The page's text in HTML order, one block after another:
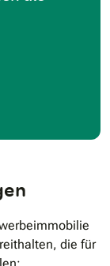
die für